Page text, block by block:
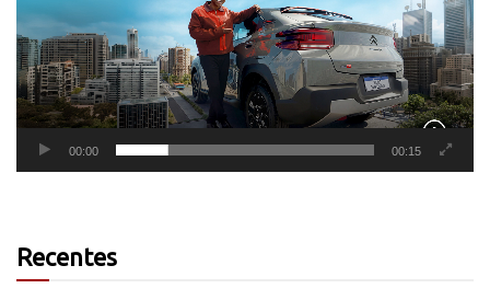
00:00 00:15
Recentes